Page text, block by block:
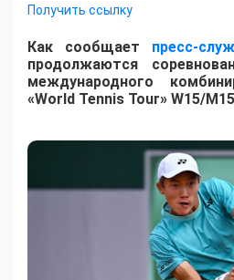
Получить ссылку
Как сообщает пресс-
продолжаются
международного
«World Tennis Tour» W15/